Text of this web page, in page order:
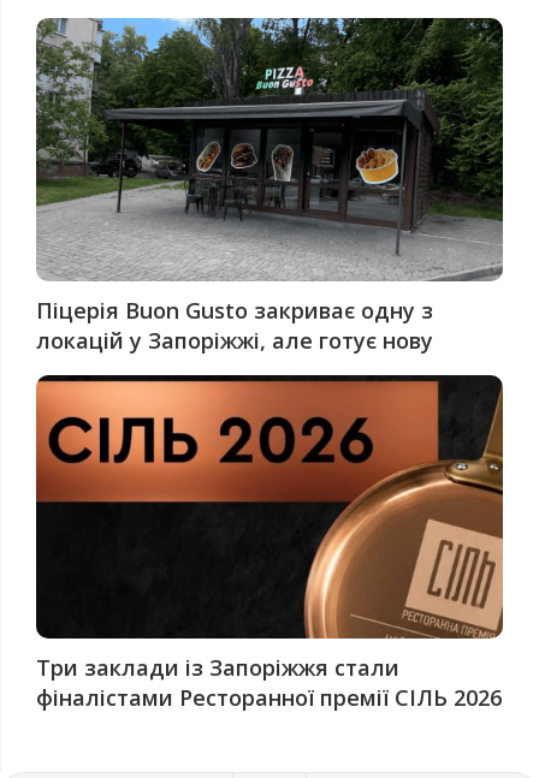
Піцерія Buon Gusto закриває одну з
локацій у Запоріжжі, але готує нову
Три заклади із Запоріжжя стали
фіналістами Ресторанної премії СІЛЬ 2026